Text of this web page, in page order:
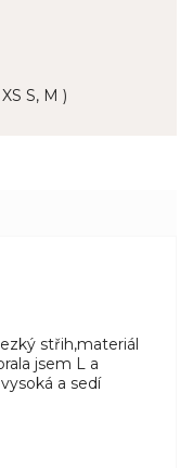
S, M )
střih,materiál
jsem L a
a sedí